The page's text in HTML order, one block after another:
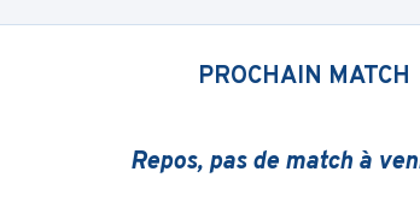
PROCHAIN MATCH
Repos, pas de match à